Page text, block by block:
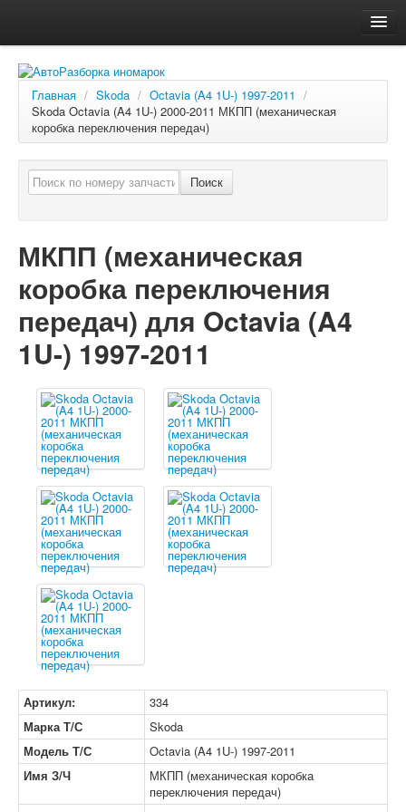
Автосервис
О компании
Доставка, оплата
Как купить
Главная / Skoda / Octavia (A4 1U-) 1997-2011 /
Skoda Octavia (A4 1U-) 2000-2011 МКПП (механическая
коробка переключения передач)
Поиск
МКПП (механическая
коробка переключения
передач) для Octavia (A4
1U-) 1997-2011
Артикул:
334
Марка Т/С
Skoda
Модель Т/С
Octavia (A4 1U-) 1997-2011
Имя З/Ч
МКПП (механическая коробка
переключения передач)